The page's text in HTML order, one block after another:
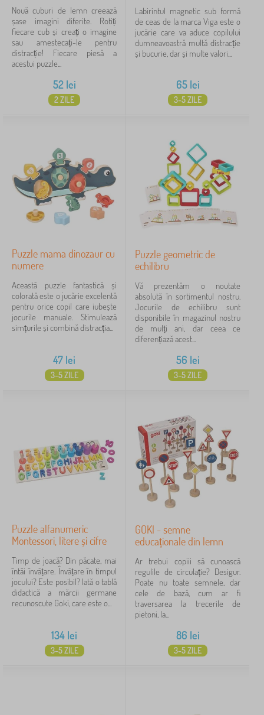
Nouă cuburi de lemn creează
șase imagini diferite. Rotiți
fiecare cub și creați o imagine
sau amestecați-le pentru
distracție! Fiecare piesă a
acestui puzzle...
52lei
2 ZILE
Labirintul magnetic sub formă
de ceas de la marca Viga este o
jucărie care va aduce copilului
dumneavoastră multă distracție
și bucurie, dar și multe valori...
65lei
3-5 ZILE
Puzzle mama dinozaur cu
numere
Această puzzle fantastică și
colorată este o jucărie excelentă
pentru orice copil care iubește
jocurile manuale. Stimulează
simțurile și combină distracția...
47 lei
3-5 ZILE
Puzzle geometric de
echilibru
Vă prezentăm o noutate
absolută în sortimentul nostru.
Jocurile de echilibru sunt
disponibile în magazinul nostru
de mulți ani, dar ceea ce
diferențiază acest...
56 lei
3-5 ZILE
Puzzle alfanumeric
Montessori, litere și cifre
Timp de joacă? Din păcate, mai
întâi învățare. Învățare în timpul
jocului? Este posibil? Iată o tablă
didactică a mărcii germane
recunoscute Goki, care este o...
134 lei
3-5 ZILE
GOKI - semne
educaționale din lemn
Ar trebui copiii să cunoască
regulile de circulație? Desigur.
Poate nu toate semnele, dar
cele de bază, cum ar fi
traversarea la trecerile de
pietoni, la...
86 lei
3-5 ZILE